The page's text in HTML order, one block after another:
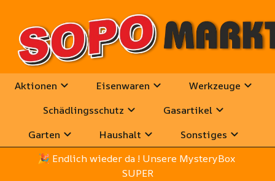
Aktionen Eisenwaren
Werkzeuge
Schädlingsschutz
Gasartikel
Garten
Haushalt
Sonstiges
🎉 Endlich wieder da ! Unsere MysteryBox
SUPER